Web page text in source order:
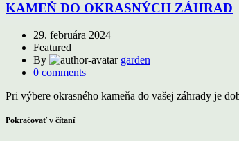
KAMEŇ DO OKRASNÝCH ZÁHRAD
29. februára 2024
Featured
By
garden
0 comments
Pri výbere okrasného kameňa do vašej záhrady je
Pokračovať v čítaní